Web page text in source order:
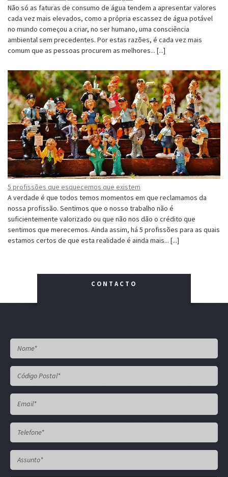
Não só as faturas de consumo de água tendem a apresentar valores
cada vez mais elevados, como a própria escassez de água potável
no mundo começou a criar, no ser humano, uma consciência
ambiental sem precedentes. Por estas razões, é cada vez mais
comum que as pessoas procurem as melhores... [...]
5 profissões que esquecemos que existem
A verdade é que todos temos momentos em que reclamamos da
nossa profissão. Sentimos que o nosso trabalho não é
suficientemente valorizado ou que não nos dão o crédito que
sentimos que merecemos. Ainda assim, há 5 profissões para as quais
estamos certos de que esta realidade é ainda mais... [...]
CONTACTO